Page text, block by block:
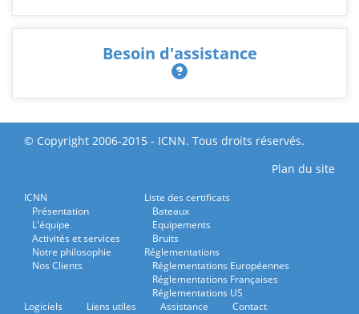
Besoin d'assistance
© Copyright 2006-2015 - ICNN. Tous droits réservés.
Plan du site
ICNN
Présentation
L'équipe
Activités et services
Notre philosophie
Nos Clients
Liste des certificats
Bateaux
Equipements
Bruits
Réglementations
Réglementations Européennes
Réglementations Françaises
Réglementations US
Logiciels
Liens utiles Assistance Contact